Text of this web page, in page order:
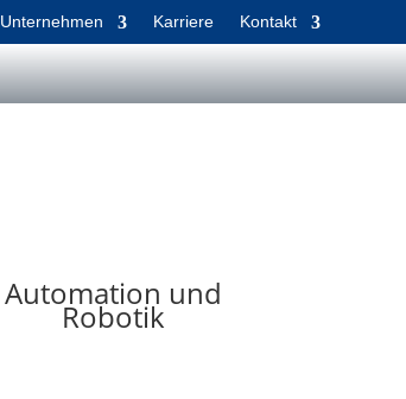
Unternehmen Karriere Kontakt
Automation und
Robotik